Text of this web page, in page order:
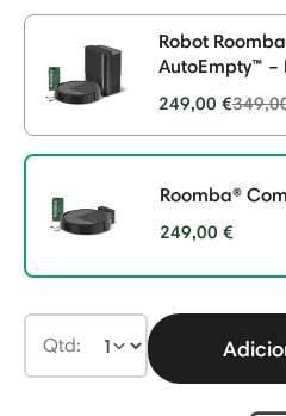
Robot
AutoEmpty™ –
249,00 €Price
Roomba®
249,00 €
selected
Qtd: